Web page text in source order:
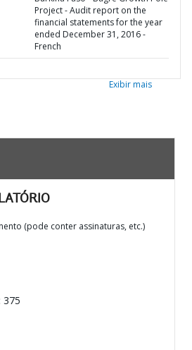
Project - Audit report on the
financial statements for the year
ended December 31, 2016 -
French
Exibir mais
(pode conter assinaturas, etc.)